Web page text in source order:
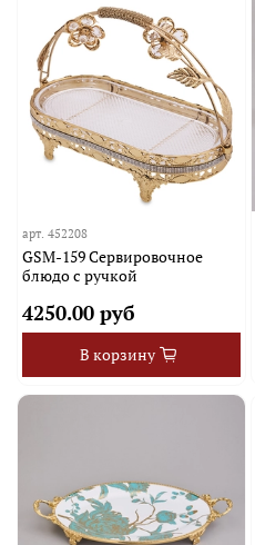
арт.452208
GSM-159 Сервировочное
блюдо с ручкой
4250.00 руб
В корзину